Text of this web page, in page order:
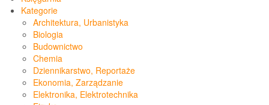
Kategorie
Architektura, Urbanistyka
Biologia
Budownictwo
Chemia
Dziennikarstwo, Reportaże
Ekonomia, Zarządzanie
Elektronika, Elektrotechnika